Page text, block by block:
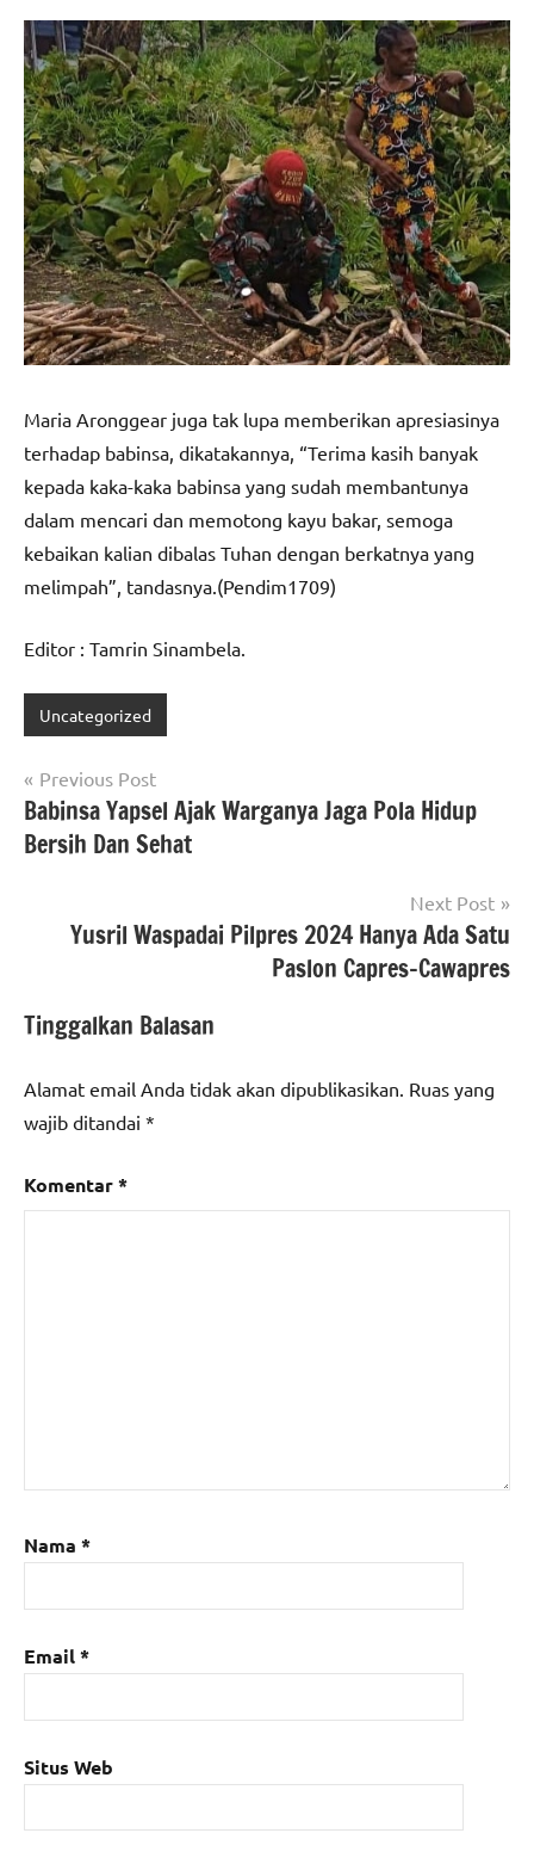
Maria Aronggear juga tak lupa memberikan apresiasinya
terhadap babinsa, dikatakannya, “Terima kasih banyak
kepada kaka-kaka babinsa yang sudah membantunya
dalam mencari dan memotong kayu bakar, semoga
kebaikan kalian dibalas Tuhan dengan berkatnya yang
melimpah”, tandasnya.(Pendim1709)
Editor : Tamrin Sinambela.
Uncategorized
Navigasi
pos
Previous Post
Babinsa Yapsel Ajak Warganya Jaga Pola Hidup
Bersih Dan Sehat
Next Post
Yusril Waspadai Pilpres 2024 Hanya Ada Satu
Paslon Capres-Cawapres
Tinggalkan Balasan
Alamat email Anda tidak akan dipublikasikan. Ruas yang
wajib ditandai *
Komentar*
Nama *
Email*
Situs Web